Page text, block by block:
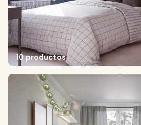
10 productos